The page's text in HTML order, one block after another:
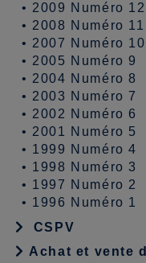
• 2009 Numéro 12
• 2008 Numéro 11
• 2007 Numéro 10
• 2005 Numéro 9
• 2004 Numéro 8
• 2003 Numéro 7
• 2002 Numéro 6
• 2001 Numéro 5
• 1999 Numéro 4
• 1998 Numéro 3
• 1997 Numéro 2
• 1996 Numéro 1
CSPV
Achat et vente